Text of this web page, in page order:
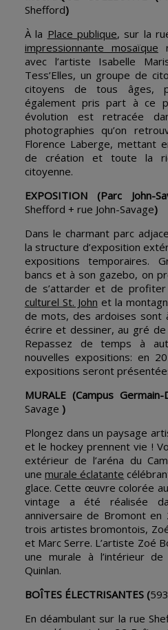
Shefford)
À la Place publique, sur la
impressionnante mosaïque
avec l’artiste Isabelle
Tess’Elles, un groupe de
citoyens de tous âges,
également pris part à ce
évolution est retracée
photographies qu’on
Florence Laberge, mettant
de création et toute la
citoyenne.
EXPOSITION (Parc John-
Shefford + rue John-Savage)
Dans le charmant parc
la structure d’exposition
expositions temporaires.
bancs et à son gazebo, on
de s’attarder et de
culturel St. John et la
de mots, des ardoises sont
écrire et dessiner, au gré de
Repassez de temps à
nouvelles expositions: en
expositions seront
MURALE (Campus Germain-
Savage )
Plongez dans un paysage
et le hockey prennent vie !
extérieur de l’aréna du
unemurale éclatante
glace. Cette œuvre colorée
vintage a été réalisée
anniversaire de Bromont
trois artistes bromontois,
et Marc Serre. L’artiste Zoé
une murale à l’intérieur de
Quinlan.
BOÎTES ÉLECTRISANTES (
En déambulant sur la rue